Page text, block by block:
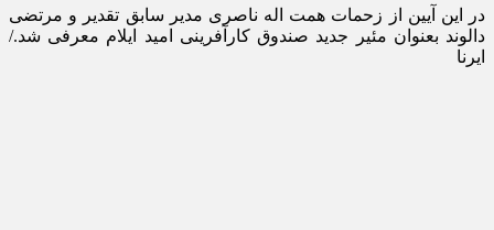
در این آیین از زحمات همت اله ناصری مدیر سابق تقدیر و مرتضی
دالوند بعنوان مئیر جدید صندوق کارآفرینی امید ایلام معرفی شد./
ایرنا